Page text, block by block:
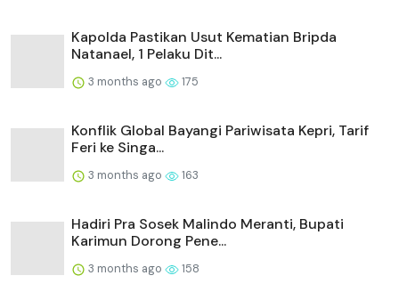
Kapolda Pastikan Usut Kematian Bripda
Natanael, 1 Pelaku Dit...
3 months ago 175
Konflik Global Bayangi Pariwisata Kepri, Tarif
Feri ke Singa...
3 months ago 163
Hadiri Pra Sosek Malindo Meranti, Bupati
Karimun Dorong Pene...
3 months ago 158